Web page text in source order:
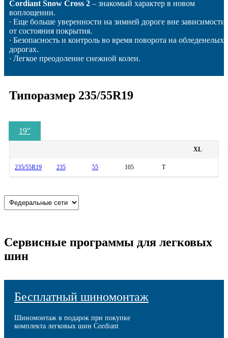
Cordiant Snow Cross 2 – знакомый характер в новом
воплощении.
∙ Еще больше уверенности на зимней дороге вне зависимости
от состояния покрытия.
∙ Безопасность и контроль во время поворота на обледенелых
дорогах.
∙ Легкое преодоление снежной колеи.
Типоразмер 235/55R19
19″
XL
235/55R19 235 55 105 T
Сервисные программы для легковых
шин
Бесплатный шиномонтаж
Шиномонтаж в подарок при покупке
комплекта легковых шин Cordiant